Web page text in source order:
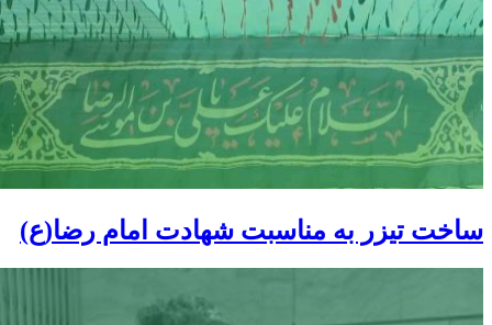
ساخت تیزر به مناسبت شهادت امام رضا(ع)